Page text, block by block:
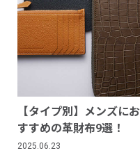
【タイプ別】メンズにお
すすめの革財布9選！
2025.06.23